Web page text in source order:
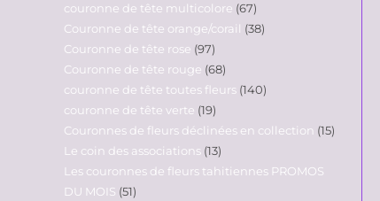
couronne de tête multicolore 67
Couronne de tête orange/corail 38
Couronne de tête rose 97
Couronne de tête rouge 68
couronne de tête toutes fleurs 140
couronne de tête verte 19
Couronnes de fleurs déclinées en collection 15
Le coin des associations 13
Les couronnes de fleurs tahitiennes PROMOS
DU MOIS 51